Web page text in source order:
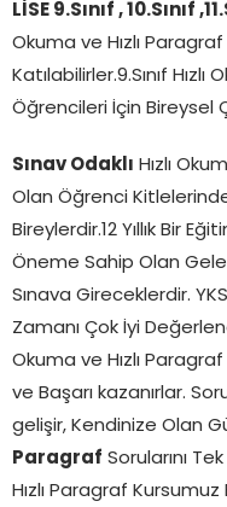
LİSE 9.Sınıf , 10.Sınıf
Okuma ve Hızlı
Katılabilirler.9.Sınıf Hızlı
Öğrencileri İçin Bireysel
Sınav Odaklı
Hızlı
Olan Öğrenci
Bireylerdir.12 Yıllık Bir
Öneme Sahip Olan
Sınava Gireceklerdir.
Zamanı Çok İyi
Okuma ve Hızlı
ve Başarı kazanırlar.
gelişir, Kendinize Olan
Paragraf Sorularını
Hızlı Paragraf